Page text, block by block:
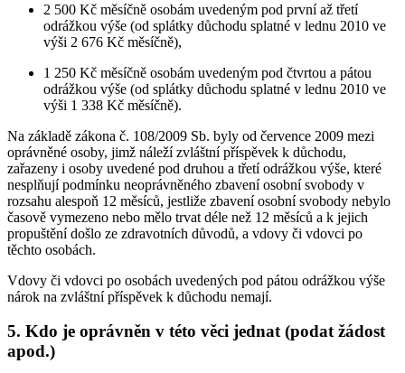
2 500 Kč měsíčně osobám uvedeným pod první až třetí
odrážkou výše (od splátky důchodu splatné v lednu 2010 ve
výši 2 676 Kč měsíčně),
1 250 Kč měsíčně osobám uvedeným pod čtvrtou a pátou
odrážkou výše (od splátky důchodu splatné v lednu 2010 ve
výši 1 338 Kč měsíčně).
Na základě zákona č. 108/2009 Sb. byly od července 2009 mezi
oprávněné osoby, jimž náleží zvláštní příspěvek k důchodu,
zařazeny i osoby uvedené pod druhou a třetí odrážkou výše, které
nesplňují podmínku neoprávněného zbavení osobní svobody v
rozsahu alespoň 12 měsíců, jestliže zbavení osobní svobody nebylo
časově vymezeno nebo mělo trvat déle než 12 měsíců a k jejich
propuštění došlo ze zdravotních důvodů, a vdovy či vdovci po
těchto osobách.
Vdovy či vdovci po osobách uvedených pod pátou odrážkou výše
nárok na zvláštní příspěvek k důchodu nemají.
5. Kdo je oprávněn v této věci jednat (podat žádost
apod.)